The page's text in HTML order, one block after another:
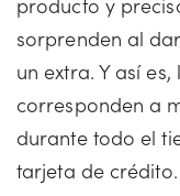
sorprenden al
un extra. Y así
corresponden a
durante todo el
tarjeta de crédito.